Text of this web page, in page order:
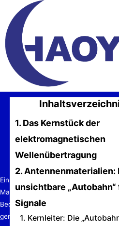
Inhalt
springen
Router-
Ein umfassender Leitfaden zu
Materialwissenschaft zur
Bequemlichkeit drahtloser Netzwerke
genießen, schenken nur wenige von
1. Das Kernstück der
elektromagnetischen
Wellenübertragung
2. Antennenmaterialien:
unsichtbare „Autobahn“
Signale
1. Kernleiter: Die